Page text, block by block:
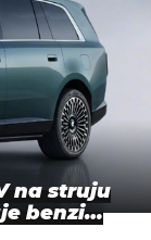
na struju
benzi…